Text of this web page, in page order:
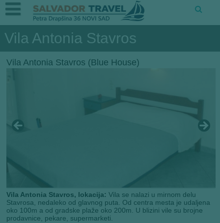
Vila Antonia Stavros
Vila Antonia Stavros (Blue House)
Vila Antonia Stavros, lokacija: Vila se nalazi u mirnom delu
Stavrosa, nedaleko od glavnog puta. Od centra mesta je udaljena
oko 100m a od gradske plaže oko 200m. U blizini vile su brojne
prodavnice, pekare, supermarketi.